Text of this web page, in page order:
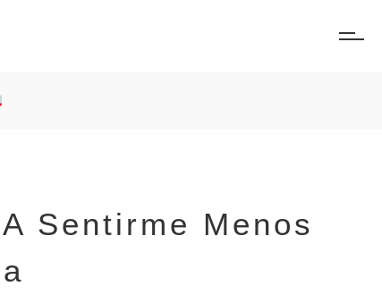
Sentirme Menos